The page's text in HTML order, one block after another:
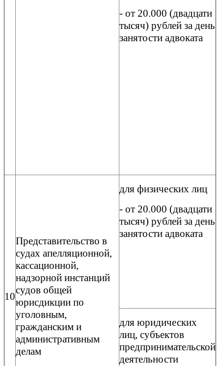
- от 20.000 (двадцати
тысяч) рублей за день
занятости адвоката
10
Представительство в
судах апелляционной,
кассационной,
надзорной инстанций
судов общей
юрисдикции по
уголовным,
гражданским и
административным
делам
для физических лиц
- от 20.000 (двадцати
тысяч) рублей за день
занятости адвоката
для юридических
лиц, субъектов
предпринимательской
деятельности